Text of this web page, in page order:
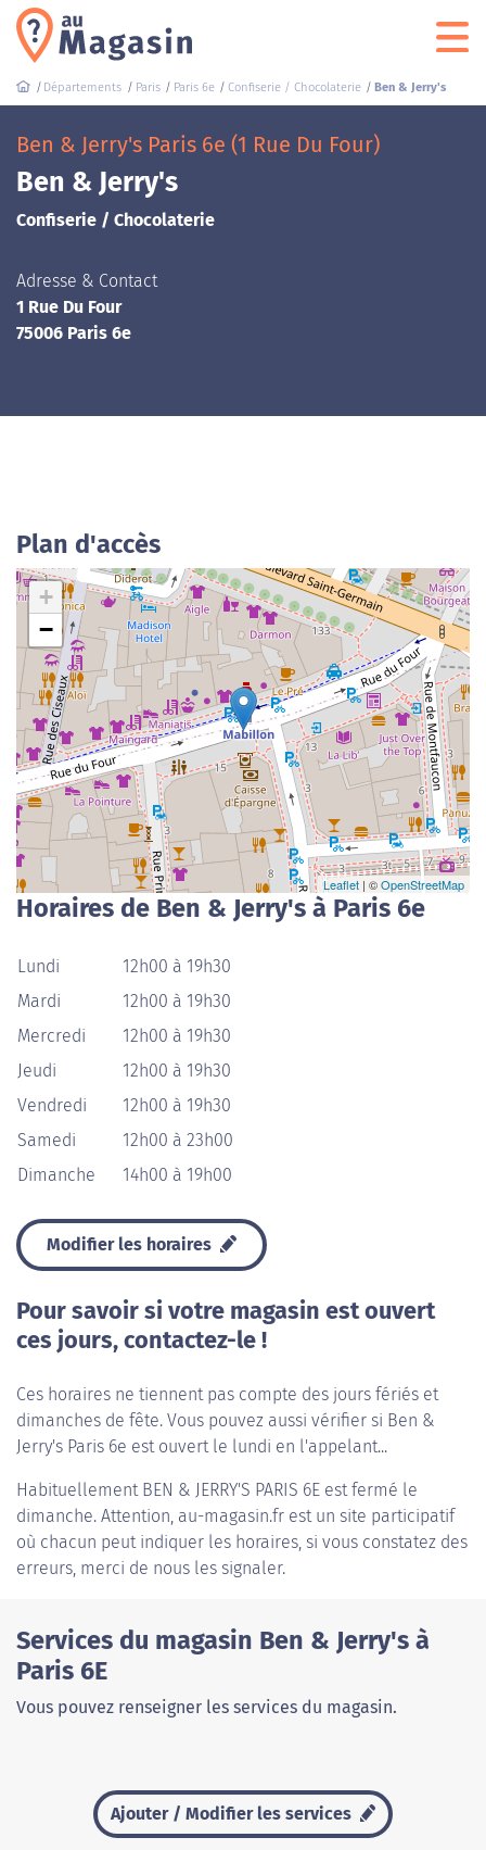
Départements Paris Paris 6e Confiserie / Chocolaterie Ben & Jerry's
Ben & Jerry's Paris 6e (1 Rue Du Four)
Ben & Jerry's
Confiserie / Chocolaterie
Adresse & Contact
1 Rue Du Four
75006 Paris 6e
Plan d'accès
+
−
Leaflet | ©OpenStreetMap
Horaires de Ben & Jerry's à Paris 6e
Lundi
12h00 à 19h30
Mardi
12h00 à 19h30
Mercredi
12h00 à 19h30
Jeudi
12h00 à 19h30
Vendredi
12h00 à 19h30
Samedi
12h00 à 23h00
Dimanche
14h00 à 19h00
Modifier les horaires
Pour savoir si votre magasin est ouvert
ces jours, contactez-le !
Ces horaires ne tiennent pas compte des jours fériés et
dimanches de fête. Vous pouvez aussi vérifier si Ben &
Jerry's Paris 6e est ouvert le lundi en l'appelant...
Habituellement BEN & JERRY'S PARIS 6E est fermé le
dimanche. Attention, au-magasin.fr est un site participatif
où chacun peut indiquer les horaires, si vous constatez des
erreurs, merci de nous les signaler.
Services du magasin Ben & Jerry's à
Paris 6E
Vous pouvez renseigner les services du magasin.
Ajouter / Modifier les services